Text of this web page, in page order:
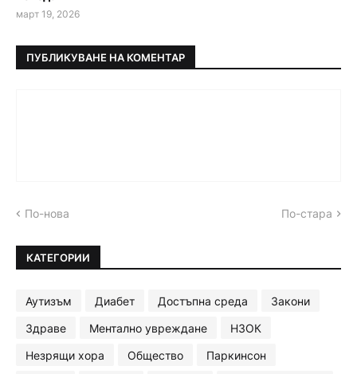
март 19, 2026
ПУБЛИКУВАНЕ НА КОМЕНТАР
По-нова По-стара
КАТЕГОРИИ
Аутизъм Диабет Достъпна среда
Закони
Здраве
Ментално увреждане
НЗОК
Незрящи хора
Общество
Паркинсон